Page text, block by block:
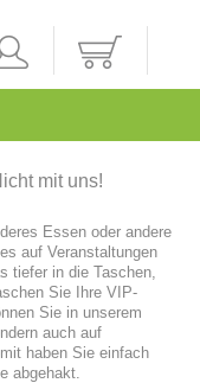
mit uns!
Essen oder andere
auf Veranstaltungen
tiefer in die Taschen,
Sie Ihre VIP-
Sie in unserem
auch auf
haben Sie einfach
abgehakt.